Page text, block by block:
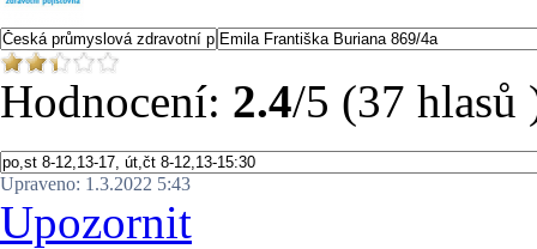
Hodnocení: 2.4/5 (37 hlasů
Upraveno: 1.3.2022 5:43
Upozornit